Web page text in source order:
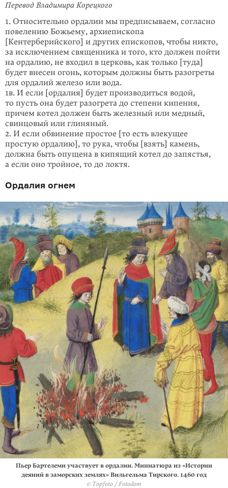
Перевод Владимира Корецкого
1. Относительно ордалии мы предписываем, согласно
повелению Божьему, архиепископа
[Кентерберийского] и других епископов, чтобы никто,
за исключением священника и того, кто должен пойти
на ордалию, не входил в церковь, как только [туда]
будет внесен огонь, которым должны быть разогреты
для ордалий железо или вода.
1в. И если [ордалия] будет производиться водой,
то пусть она будет разогрета до степени кипения,
причем котел должен быть железный или медный,
свинцовый или глиняный.
2. И если обвинение простое [то есть влекущее
простую ордалию], то рука, чтобы [взять] камень,
должна быть опущена в кипящий котел до запястья,
а если оно тройное, то до локтя.
Ордалия огнем
Пьер Бартелеми участвует в ордалии. Миниатюра из «Истории
деяний в заморских землях» Вильгельма Тирского. 1460 год
© Topfoto / Fotodom